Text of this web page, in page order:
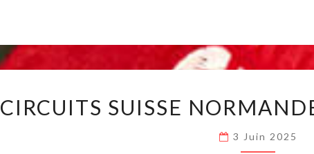
INFOS
SUR
SUISSE
DU
CIRCUITS SUISSE
3 Juin 2025